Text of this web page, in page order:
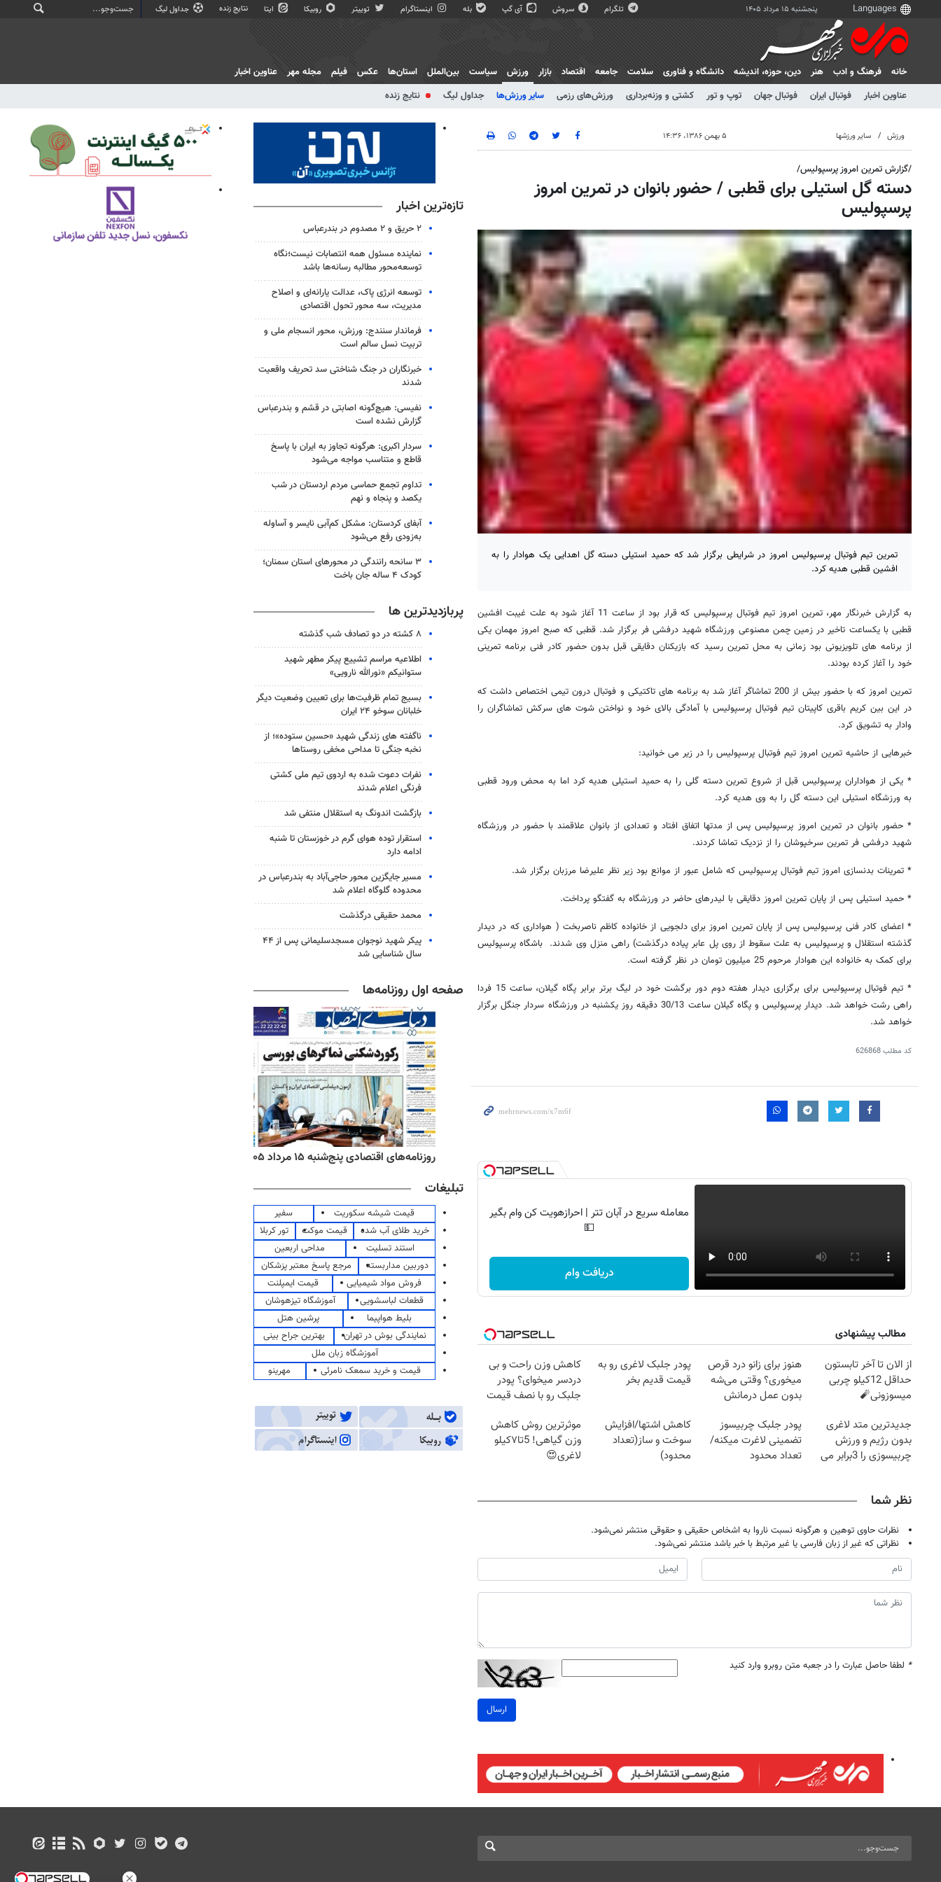
پنجشنبه ۱۵ مرداد ۱۴۰۵ تلگرام سروش آی گپ بله اینستاگرام توییتر روبیکا ایتا نتایج زنده جداول لیگ
خانه فرهنگ و ادب هنر دين، حوزه، انديشه دانشگاه و فناوری سلامت جامعه اقتصاد بازار
ورزش
عناوین اخبار
فوتبال ایران فوتبال جهان توپ و تور کشتی و وزنه‌برداری ورزش‌های رزمی سایر ورزش‌ها جداول لیگ نتایج زنده
سیاست بین‌الملل استان‌ها عکس فیلم مجله مهر عناوین اخبار
ورزش سایر ورزشها ۵ بهمن ۱۳۸۶، ۱۴:۳۶
/گزارش تمرین امروز پرسپولیس/
دسته گل استیلی برای قطبی / حضور بانوان در تمرین امروز
پرسپولیس
تمرین تیم فوتبال پرسپولیس امروز در شرایطی برگزار شد که حمید استیلی دسته گل اهدایی یک هوادار را به
افشین قطبی هدیه کرد.
به گزارش خبرنگار مهر، تمرین امروز تیم فوتبال پرسپولیس که قرار بود از ساعت 11 آغاز شود به علت غیبت افشین
قطبی با یکساعت تاخیر در زمین چمن مصنوعی ورزشگاه شهید درفشی فر برگزار شد. قطبی که صبح امروز مهمان یکی
از برنامه های تلویزیونی بود زمانی به محل تمرین رسید که بازیکنان دقایقی قبل بدون حضور کادر فنی برنامه تمرینی
خود را آغاز کرده بودند.
تمرین امروز که با حضور بیش از 200 تماشاگر آغاز شد به برنامه های تاکتیکی و فوتبال درون تیمی اختصاص داشت که
در این بین کریم باقری کاپیتان تیم فوتبال پرسپولیس با آمادگی بالای خود و نواختن شوت های سرکش تماشاگران را
وادار به تشویق کرد.
خبرهایی از حاشیه تمرین امروز تیم فوتبال پرسپولیس را در زیر می خوانید:
* یکی از هواداران پرسپولیس قبل از شروع تمرین دسته گلی را به حمید استیلی هدیه کرد اما به محض ورود قطبی
به ورزشگاه استیلی این دسته گل را به وی هدیه کرد.
* حضور بانوان در تمرین امروز پرسپولیس پس از مدتها اتفاق افتاد و تعدادی از بانوان علاقمند با حضور در ورزشگاه
شهید درفشی فر تمرین سرخپوشان را از نزدیک تماشا کردند.
* تمرینات بدنسازی امروز تیم فوتبال پرسپولیس که شامل عبور از موانع بود زیر نظر علیرضا مرزبان برگزار شد.
* حمید استیلی پس از پایان تمرین امروز دقایقی با لیدرهای حاضر در ورزشگاه به گفتگو پرداخت.
* اعضای کادر فنی پرسپولیس پس از پایان تمرین امروز برای دلجویی از خانواده کاظم ناصربخت ( هواداری که در دیدار
گذشته استقلال و پرسپولیس به علت سقوط از روی پل عابر پیاده درگذشت) راهی منزل وی شدند. باشگاه پرسپولیس
برای کمک به خانواده این هوادار مرحوم 25 میلیون تومان در نظر گرفته است.
* تیم فوتبال پرسپولیس برای برگزاری دیدار هفته دوم دور برگشت خود در لیگ برتر برابر پگاه گیلان، ساعت 15 فردا
راهی رشت خواهد شد. دیدار پرسپولیس و پگاه گیلان ساعت 30/13 دقیقه روز یکشنبه در ورزشگاه سردار جنگل برگزار
خواهد شد.
کد مطلب626868
معامله سریع در آبان تتر | احرازهویت کن وام بگیر
💵
دریافت وام
مطالب پیشنهادی
از الان تا آخر تابستون
حداقل 12کیلو چربی
میسوزونی🧨
هنوز برای زانو درد قرص
میخوری؟ وقتی می‌شه
بدون عمل درمانش
پودر جلبک لاغری رو به
قیمت قدیم بخر
کاهش وزن راحت و بی
دردسر میخوای؟ پودر
جلبک رو با نصف قیمت
جدیدترین متد لاغری
بدون رژیم و ورزش
چربیسوزی را 3برابر می
پودر جلبک چربیسوز
تضمینی لاغرت میکنه/
تعداد محدود
کاهش اشتها/افزایش
سوخت و ساز(تعداد
محدود)
موثرترین روش کاهش
وزن گیاهی! 5تا۷کیلو
لاغری😍
نظر شما
نظرات حاوی توهین و هرگونه نسبت ناروا به اشخاص حقیقی و حقوقی منتشر نمی‌شود.
نظراتی که غیر از زبان فارسی یا غیر مرتبط با خبر باشد منتشر نمی‌شود.
* لطفا حاصل عبارت را در جعبه متن روبرو وارد کنید
ارسال
تازه‌ترین اخبار
۲ حریق و ۲ مصدوم در بندرعباس
نماینده مسئول همه انتصابات نیست؛نگاه
توسعه‌محور مطالبه رسانه‌ها باشد
توسعه انرژی پاک، عدالت یارانه‌ای و اصلاح
مدیریت، سه محور تحول اقتصادی
فرماندار سنندج: ورزش، محور انسجام ملی و
تربیت نسل سالم است
خبرنگاران در جنگ شناختی سد تحریف واقعیت
شدند
نفیسی: هیچ‌گونه اصابتی در قشم و بندرعباس
گزارش نشده است
سردار اکبری: هرگونه تجاوز به ایران با پاسخ
قاطع و متناسب مواجه می‌شود
تداوم تجمع حماسی مردم اردستان در شب
یکصد و پنجاه و نهم
آبفای کردستان: مشکل کم‌آبی نایسر و آساوله
به‌زودی رفع می‌شود
۳ سانحه رانندگی در محورهای استان سمنان؛
کودک ۴ ساله جان باخت
پربازدیدترین ها
۸ کشته در دو تصادف شب گذشته
اطلاعیه مراسم تشییع پیکر مطهر شهید
ستوانیکم «نورالله نارویی»
بسیج تمام ظرفیت‌ها برای تعیین وضعیت دیگر
خلبانان سوخو ۲۴ ایران
ناگفته های زندگی شهید «حسین ستوده»؛ از
نخبه جنگی تا مداحی مخفی روستاها
نفرات دعوت شده به اردوی تیم ملی کشتی
فرنگی اعلام شدند
بازگشت اندونگ به استقلال منتفی شد
استقرار توده هوای گرم در خوزستان تا شنبه
ادامه دارد
مسیر جایگزین محور حاجی‌آباد به بندرعباس در
محدوده گلوگاه اعلام شد
محمد حقیقی درگذشت
پیکر شهید نوجوان مسجدسلیمانی پس از ۴۴
سال شناسایی شد
صفحه اول روزنامه‌ها
روزنامه‌های ورزشی پنج‌شنبه ۱۵ مرداد ۱۴۰۵ روزنامه‌های اقتصادی پنج‌شنبه ۱۵ مرداد ۱۴۰۵
تبلیغات
قیمت شیشه سکوریت
سفیر
خرید طلای آب شده
قیمت موکت
تور کربلا
استند تسلیت
مداحی اربعین
دوربین مداربسته
مرجع پاسخ معتبر پزشکان
فروش مواد شیمیایی
قیمت ایمپلنت
قطعات لباسشویی
آموزشگاه تیزهوشان
بلیط هواپیما
پرشین هتل
نمایندگی بوش در تهران
بهترین جراح بینی
آموزشگاه زبان ملل
قیمت و خرید سمعک نامرئی
مهرینو